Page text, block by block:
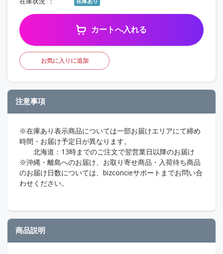
カートへ入れる
お気に入りに追加
注意事項
※在庫あり表示商品については一部お届けエリアにて締め
時間・お届け予定日が異なります。
北海道：13時までのご注文で翌営業日以降のお届け
※沖縄・離島へのお届け、お取り寄せ商品・入荷待ち商品
のお届け日数については、bizconcieサポートまでお問い合
わせください。
商品説明